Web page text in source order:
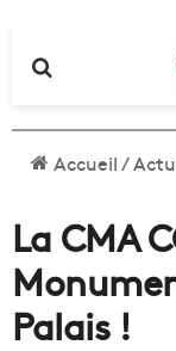
Accueil/
La CMA
Palais !